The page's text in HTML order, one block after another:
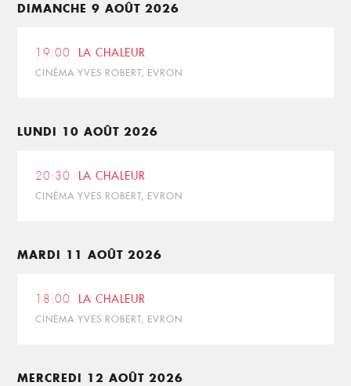
DIMANCHE 9 AOÛT 2026
19:00 LA CHALEUR
CINÉMA YVES ROBERT, EVRON
LUNDI 10 AOÛT 2026
20:30 LA CHALEUR
CINÉMA YVES ROBERT, EVRON
MARDI 11 AOÛT 2026
18:00 LA CHALEUR
CINÉMA YVES ROBERT, EVRON
MERCREDI 12 AOÛT 2026